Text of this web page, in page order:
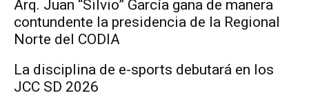
Arq. Juan “Silvio” García gana de manera
contundente la presidencia de la Regional
Norte del CODIA
La disciplina de e-sports debutará en los
JCC SD 2026